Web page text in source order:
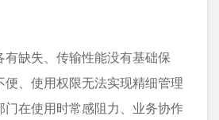
缺失、传输性能没有基础保
、使用权限无法实现精细管理
门在使用时常感阻力、业务协作